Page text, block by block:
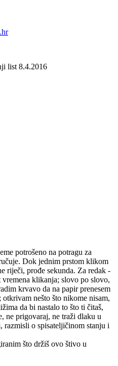
list 8.4.2016
potrošeno na potragu za
Dok jednim prstom klikom
riječi, prođe sekunda. Za redak -
klikanja; slovo po slovo,
krvavo da na papir prenesem
nešto što nikome nisam,
da bi nastalo to što ti čitaš,
ne prigovaraj, ne traži dlaku u
razmisli o spisateljičinom stanju i
što držiš ovo štivo u